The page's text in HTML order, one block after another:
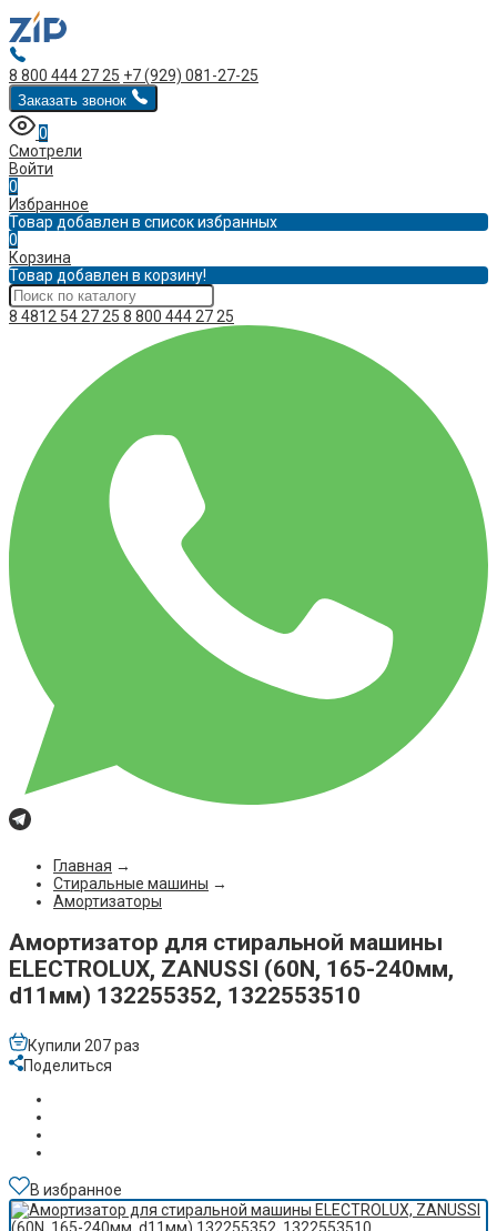
8 800 444 27 25 +7 (929) 081-27-25
Заказать звонок
0
Смотрели
Войти
0
Избранное
Товар добавлен в список избранных
0
Корзина
Товар добавлен в корзину!
8 4812 54 27 25 8 800 444 27 25
Главная →
Стиральные машины →
Амортизаторы
Амортизатор для стиральной машины
ELECTROLUX, ZANUSSI (60N, 165-240мм,
d11мм) 132255352, 1322553510
Купили 207 раз
Поделиться
В избранное